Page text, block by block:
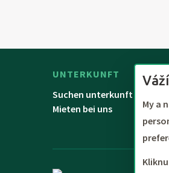
UNTERKUNFT
Suchen unterkunft
Mieten bei uns
My a